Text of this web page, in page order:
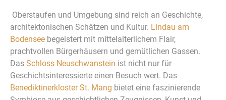
Oberstaufen und Umgebung sind reich an Geschichte,
architektonischen Schätzen und Kultur. Lindau am
Bodensee begeistert mit mittelalterlichem Flair,
prachtvollen Bürgerhäusern und gemütlichen Gassen.
Das Schloss Neuschwanstein ist nicht nur für
Geschichtsinteressierte einen Besuch wert. Das
Benediktinerkloster St. Mang bietet eine faszinierende